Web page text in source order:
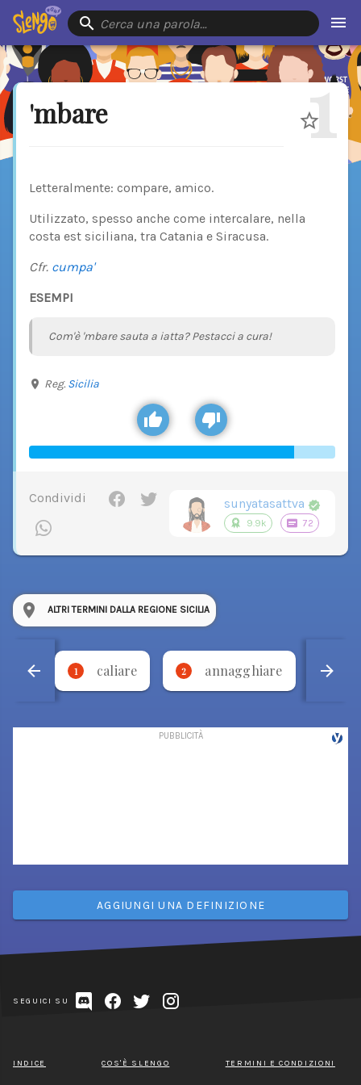
Cerca una parola…
'mbare 1
Letteralmente: compare, amico.
Utilizzato, spesso anche come intercalare, nella
costa est siciliana, tra Catania e Siracusa.
Cfr. cumpa'
ESEMPI
Com'è 'mbare sauta a iatta? Pestacci a cura!
Reg. Sicilia
Condividi sunyatasattva
9.9k 72
ALTRI TERMINI DALLA REGIONE SICILIA
1 caliare 2 annagghiare 3
AGGIUNGI UNA DEFINIZIONE
SEGUICI SU
INDICE COS'È SLENGO TERMINI E CONDIZIONI